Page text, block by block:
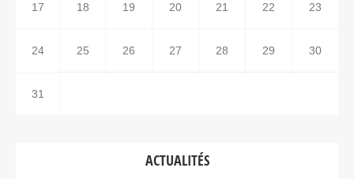
17 18 19 20 21 22 23
24 25 26 27 28 29 30
31
ACTUALITÉS